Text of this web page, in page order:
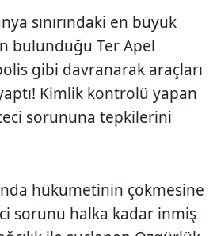
sınırındaki en büyük
bulunduğu Ter Apel
gibi davranarak araçları
Kimlik kontrolü yapan
sorununa tepkilerini
hükümetinin çökmesine
sorunu halka kadar inmiş